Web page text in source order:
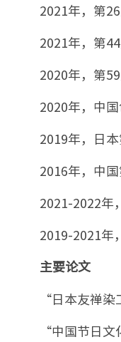
2021年，第
2021年，第
2020年，第
2020年，中
2019年，日
2016年，中
2021-2022年
2019-2021年
主要论文
“日本友禅
“中国节日